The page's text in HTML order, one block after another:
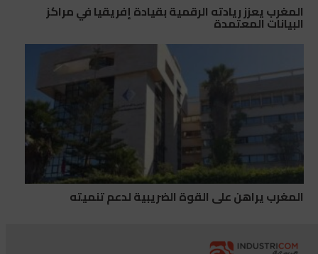
المغرب يعزز ريادته الرقمية بقيادة إفريقيا في مراكز
البيانات المعتمدة
المغرب يراهن على القوة الضريبية لدعم تنميته